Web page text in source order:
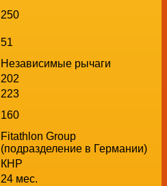
250
51
Независимые рычаги
202
223
160
Fitathlon Group
(подразделение в Германии)
КНР
24 мес.